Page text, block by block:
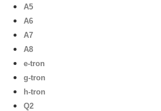
A5
A6
A7
A8
e-tron
g-tron
h-tron
Q2